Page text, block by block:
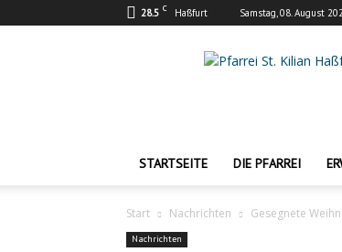
28.5 C Haßfurt Samstag, 08. August
Pfarrei
STARTSEITE DIE PFARREI
Start Nachrichten Gesegnete
Nachrichten